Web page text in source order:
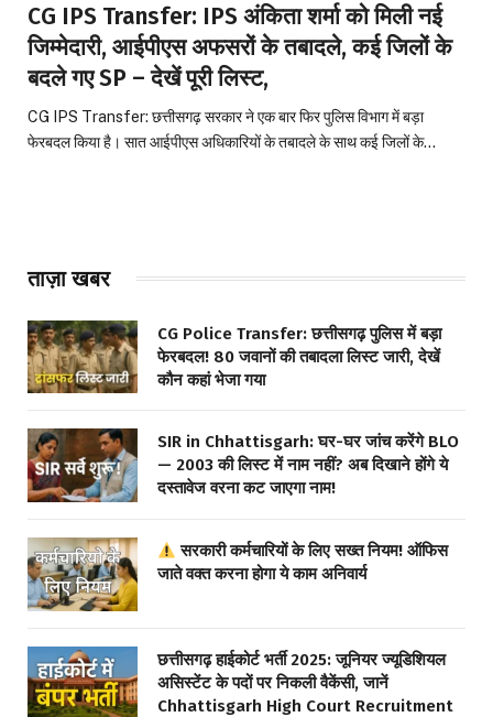
CG IPS Transfer: IPS अंकिता शर्मा को मिली नई
जिम्मेदारी, आईपीएस अफसरों के तबादले, कई जिलों के
बदले गए SP – देखें पूरी लिस्ट,
CG IPS Transfer: छत्तीसगढ़ सरकार ने एक बार फिर पुलिस विभाग में बड़ा
फेरबदल किया है। सात आईपीएस अधिकारियों के तबादले के साथ कई जिलों के…
ताज़ा खबर
CG Police Transfer: छत्तीसगढ़ पुलिस में बड़ा
फेरबदल! 80 जवानों की तबादला लिस्ट जारी, देखें
कौन कहां भेजा गया
SIR in Chhattisgarh: घर-घर जांच करेंगे BLO
— 2003 की लिस्ट में नाम नहीं? अब दिखाने होंगे ये
दस्तावेज वरना कट जाएगा नाम!
सरकारी कर्मचारियों के लिए सख्त नियम! ऑफिस
जाते वक्त करना होगा ये काम अनिवार्य
छत्तीसगढ़ हाईकोर्ट भर्ती 2025: जूनियर ज्यूडिशियल
असिस्टेंट के पदों पर निकली वैकेंसी, जानें
Chhattisgarh High Court Recruitment